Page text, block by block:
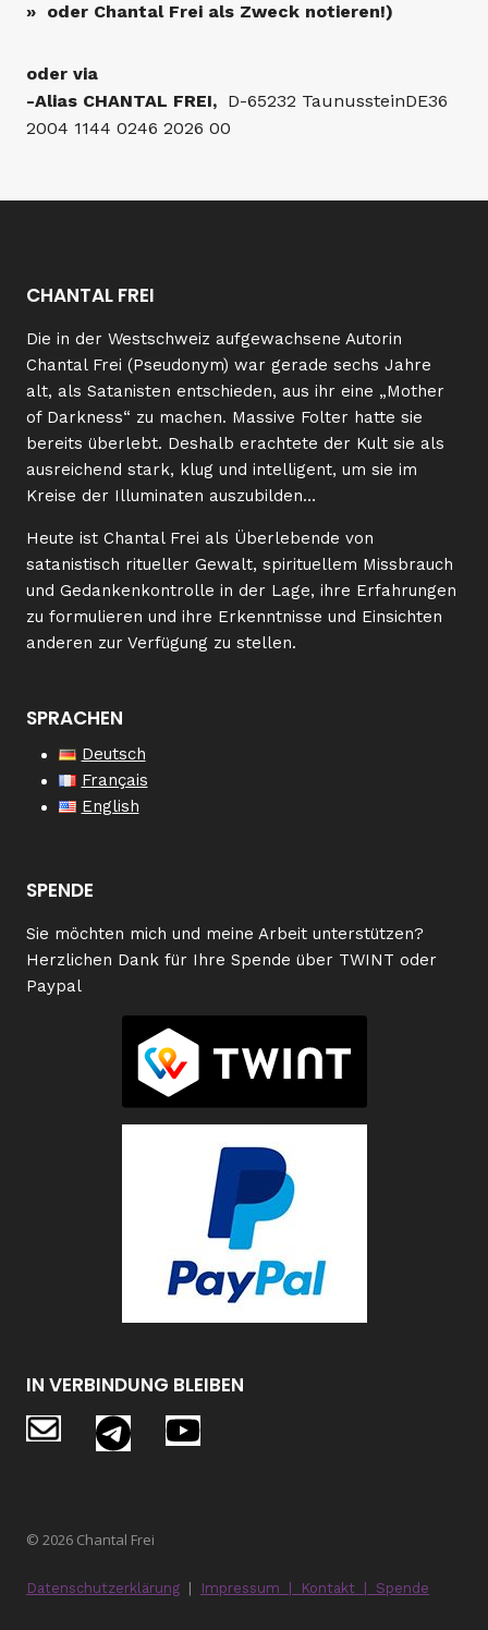
» oder Chantal Frei als Zweck notieren!)
oder via
-Alias CHANTAL FREI, D-65232 TaunussteinDE36
2004 1144 0246 2026 00
CHANTAL FREI
Die in der Westschweiz aufgewachsene Autorin
Chantal Frei (Pseudonym) war gerade sechs Jahre
alt, als Satanisten entschieden, aus ihr eine „Mother
of Darkness“ zu machen. Massive Folter hatte sie
bereits überlebt. Deshalb erachtete der Kult sie als
ausreichend stark, klug und intelligent, um sie im
Kreise der Illuminaten auszubilden…
Heute ist Chantal Frei als Überlebende von
satanistisch ritueller Gewalt, spirituellem Missbrauch
und Gedankenkontrolle in der Lage, ihre Erfahrungen
zu formulieren und ihre Erkenntnisse und Einsichten
anderen zur Verfügung zu stellen.
SPRACHEN
Deutsch
Français
English
SPENDE
Sie möchten mich und meine Arbeit unterstützen?
Herzlichen Dank für Ihre Spende über TWINT oder
Paypal
IN VERBINDUNG BLEIBEN
© 2026 Chantal Frei
Datenschutzerklärung Impressum Kontakt Spende